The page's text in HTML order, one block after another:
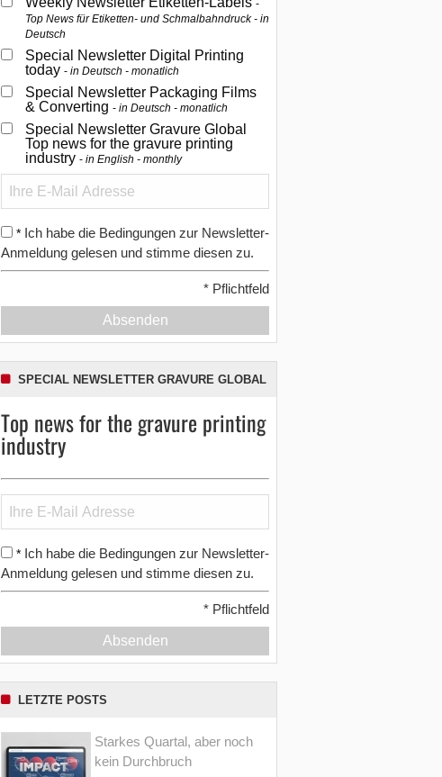
Top News für Etiketten- und Schmalbahndruck - in
Deutsch
Special Newsletter Digital Printing
today in Deutsch - monatlich
Special Newsletter Packaging Films
& Converting in Deutsch - monatlich
Special Newsletter Gravure Global
Top news for the gravure printing
industry in English - monthly
* Ich habe die Bedingungen zur Newsletter-
Anmeldung gelesen und stimme diesen zu.
* Pflichtfeld
Absenden
SPECIAL NEWSLETTER GRAVURE GLOBAL
Top news for the gravure printing
industry
* Ich habe die Bedingungen zur Newsletter-
Anmeldung gelesen und stimme diesen zu.
* Pflichtfeld
Absenden
LETZTE POSTS
Starkes Quartal, aber noch
kein Durchbruch